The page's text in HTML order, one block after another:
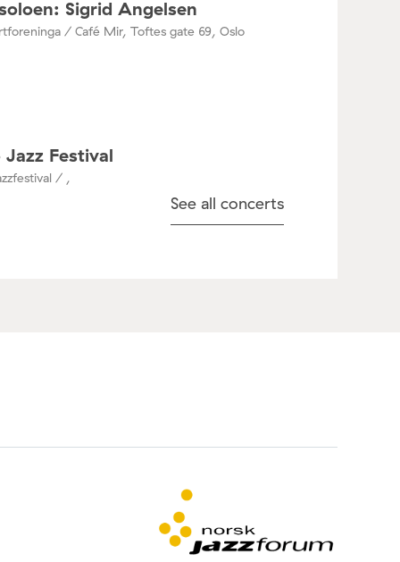
Sigrid Angelsen
/ Café Mir, Toftes gate 69, Oslo
Jazz Festival
/ ,
See all concerts